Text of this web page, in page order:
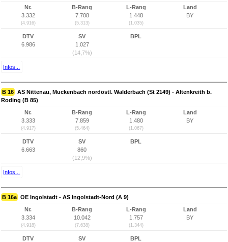
Nr.
3.332
(4.916)
B-Rang
7.708
(5.313)
L-Rang
1.448
(1.035)
Land
BY
DTV
6.986
SV
1.027
(14,7%)
BPL
Infos...
B 16 AS Nittenau, Muckenbach nordöstl. Walderbach (St 2149) - Altenkreith b.
Roding (B 85)
Nr.
3.333
(4.917)
B-Rang
7.859
(5.464)
L-Rang
1.480
(1.067)
Land
BY
DTV
6.663
SV
860
(12,9%)
BPL
Infos...
B 16a OE Ingolstadt - AS Ingolstadt-Nord (A 9)
Nr.
3.334
(4.918)
B-Rang
10.042
(7.638)
L-Rang
1.757
(1.344)
Land
BY
DTV
SV
BPL